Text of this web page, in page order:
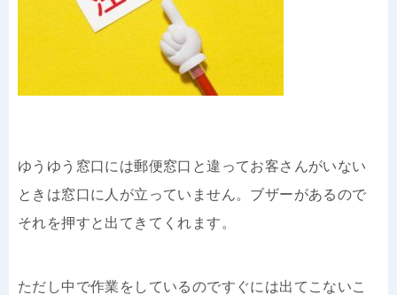
ゆうゆう窓口には郵便窓口と違ってお客さんがいない
ときは窓口に人が立っていません。ブザーがあるので
それを押すと出てきてくれます。
ただし中で作業をしているのですぐには出てこないこ